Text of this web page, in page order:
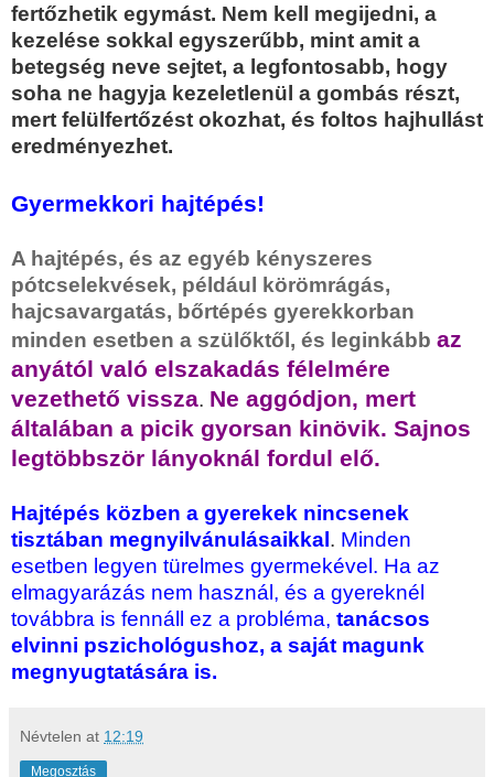
fertőzhetik egymást. Nem kell megijedni, a
kezelése sokkal egyszerűbb, mint amit a
betegség neve sejtet, a legfontosabb, hogy
soha ne hagyja kezeletlenül a gombás részt,
mert felülfertőzést okozhat, és foltos hajhullást
eredményezhet.
Gyermekkori hajtépés!
A hajtépés, és az egyéb kényszeres
pótcselekvések, például körömrágás,
hajcsavargatás, bőrtépés gyerekkorban
minden esetben a szülőktől, és leginkább az
anyától való elszakadás félelmére
vezethető vissza. Ne aggódjon, mert
általában a picik gyorsan kinövik. Sajnos
legtöbbször lányoknál fordul elő.
Hajtépés közben a gyerekek nincsenek
tisztában megnyilvánulásaikkal. Minden
esetben legyen türelmes gyermekével. Ha az
elmagyarázás nem használ, és a gyereknél
továbbra is fennáll ez a probléma, tanácsos
elvinni pszichológushoz, a saját magunk
megnyugtatására is.
Névtelen at 12:19
Megosztás